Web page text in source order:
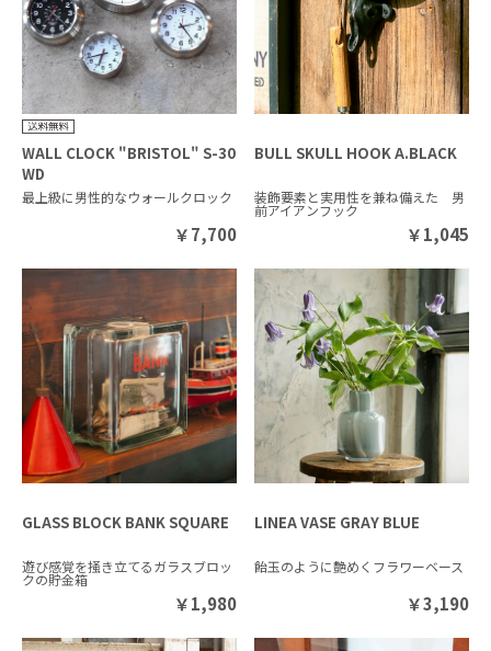
WALL CLOCK "BRISTOL" S-30
WD
最上級に男性的なウォールクロック
￥7,700
BULL SKULL HOOK A.BLACK
装飾要素と実用性を兼ね備えた 男
前アイアンフック
￥1,045
GLASS BLOCK BANK SQUARE
遊び感覚を掻き立てるガラスブロッ
クの貯金箱
￥1,980
LINEA VASE GRAY BLUE
飴玉のように艶めくフラワーベース
￥3,190